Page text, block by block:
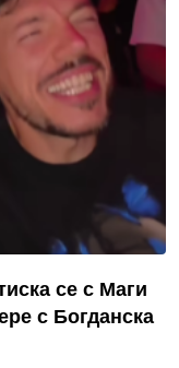
се с Маги
с Богданска